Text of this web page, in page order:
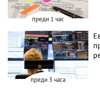
преди 1 час
преди 3 часа